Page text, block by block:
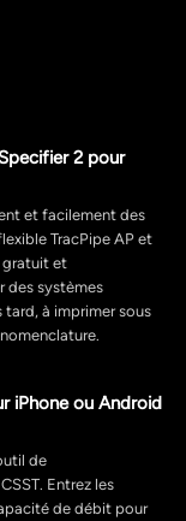
2 pour
et facilement des
TracPipe AP et
gratuit et
des systèmes
tard, à imprimer sous
iPhone ou Android
de
Entrez les
de débit pour